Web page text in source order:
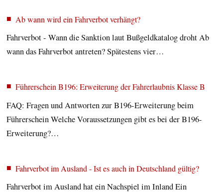
Ab wann wird ein Fahrverbot verhängt?
Fahrverbot - Wann die Sanktion laut Bußgeldkatalog droht Ab
wann das Fahrverbot antreten? Spätestens vier…
Führerschein B196: Erweiterung der Fahrerlaubnis Klasse B
FAQ: Fragen und Antworten zur B196-Erweiterung beim
Führerschein Welche Voraussetzungen gibt es bei der B196-
Erweiterung?…
Fahrverbot im Ausland - Ist es auch in Deutschland gültig?
Fahrverbot im Ausland hat ein Nachspiel im Inland Ein